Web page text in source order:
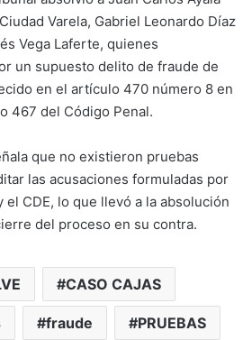
Varela, Gabriel Leonardo Díaz
Vega Laferte, quienes
un supuesto delito de fraude de
en el artículo 470 número 8 en
467 del Código Penal.
que no existieron pruebas
las acusaciones formuladas por
CDE, lo que llevó a la absolución
del proceso en su contra.
CASO CAJAS
fraude PRUEBAS